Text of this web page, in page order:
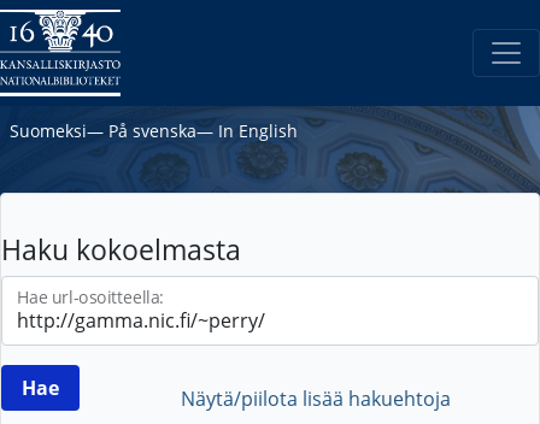
Suomeksi― På svenska― In English
Haku kokoelmasta
Hae url-osoitteella:
Näytä/piilota lisää hakuehtoja